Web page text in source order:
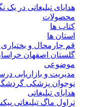
هدایای تبلیغاتی در یک
محصولات
کتاب ها
استان ها
قم چارمحال و بختیاری
گلستان اصفهان
موضوعی
مدیریت و بازاریابی
نوجوان پزشکی
هدایای تبلیغاتی
تراول ماگ تبلیغاتی